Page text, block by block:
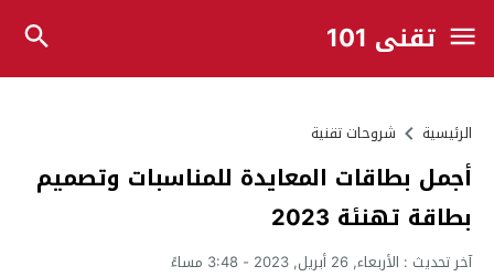
تقني 101
الرئيسية شروحات تقنية
أجمل بطاقات المعايدة للمناسبات وتصميم
بطاقة تهنئة 2023
آخر تحديث : الأربعاء, 26 أبريل, 2023 - 3:48 مساءً